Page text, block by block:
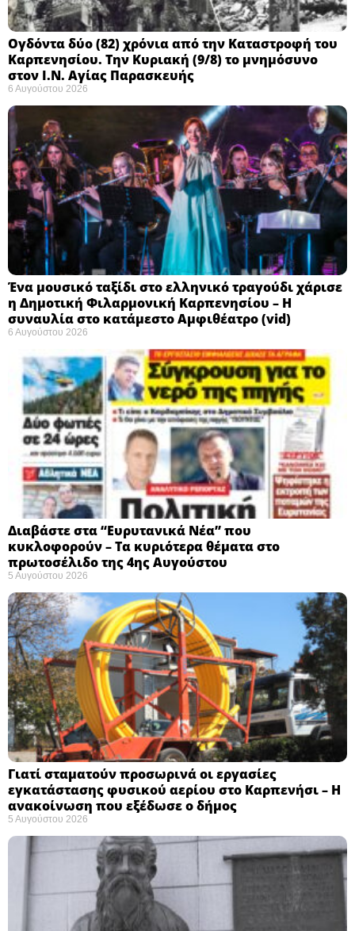
Ογδόντα δύο (82) χρόνια από την Καταστροφή του
Καρπενησίου. Την Κυριακή (9/8) το μνημόσυνο
στον Ι.Ν. Αγίας Παρασκευής
6 Αυγούστου 2026
Ένα μουσικό ταξίδι στο ελληνικό τραγούδι χάρισε
η Δημοτική Φιλαρμονική Καρπενησίου – Η
συναυλία στο κατάμεστο Αμφιθέατρο (vid)
6 Αυγούστου 2026
Διαβάστε στα “Ευρυτανικά Νέα” που
κυκλοφορούν – Τα κυριότερα θέματα στο
πρωτοσέλιδο της 4ης Αυγούστου
5 Αυγούστου 2026
Γιατί σταματούν προσωρινά οι εργασίες
εγκατάστασης φυσικού αερίου στο Καρπενήσι – Η
ανακοίνωση που εξέδωσε ο δήμος
5 Αυγούστου 2026